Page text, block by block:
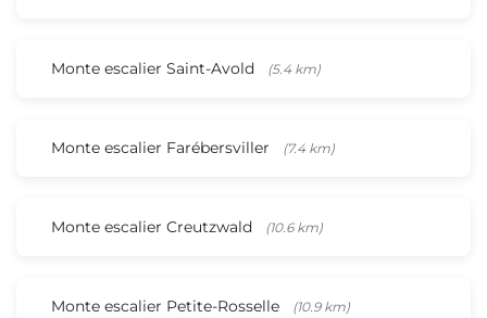
Monte escalier Saint-Avold (5.4 km)
Monte escalier Farébersviller (7.4 km)
Monte escalier Creutzwald (10.6 km)
Monte escalier Petite-Rosselle (10.9 km)